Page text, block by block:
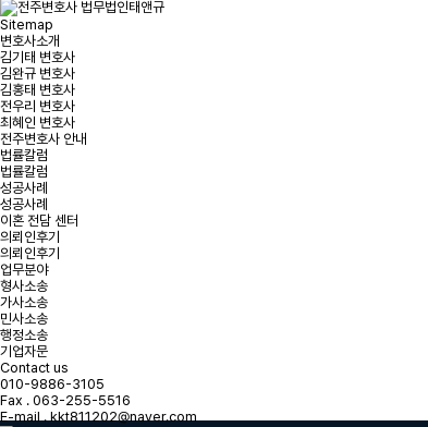
Sitemap
변호사소개
김기태 변호사
김완규 변호사
김홍태 변호사
전우리 변호사
최혜인 변호사
전주변호사 안내
법률칼럼
법률칼럼
성공사례
성공사례
이혼 전담 센터
의뢰인후기
의뢰인후기
업무분야
형사소송
가사소송
민사소송
행정소송
기업자문
Contact us
010-9886-3105
Fax . 063-255-5516
E-mail . kkt811202@naver.com